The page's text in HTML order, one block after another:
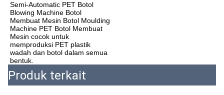
Semi-Automatic PET Botol
Blowing Machine Botol
Membuat Mesin Botol Moulding
Machine PET Botol Membuat
Mesin cocok untuk
memproduksi PET plastik
wadah dan botol dalam semua
bentuk.
Produk terkait